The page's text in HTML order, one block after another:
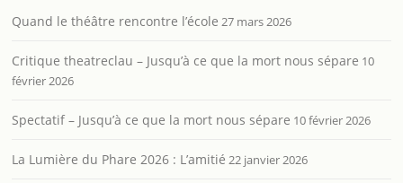
Quand le théâtre rencontre l’école 27 mars 2026
Critique theatreclau – Jusqu’à ce que la mort nous sépare 10
février 2026
Spectatif – Jusqu’à ce que la mort nous sépare 10 février 2026
La Lumière du Phare 2026 : L’amitié 22 janvier 2026